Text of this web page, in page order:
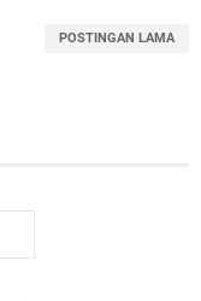
POSTINGAN LAMA